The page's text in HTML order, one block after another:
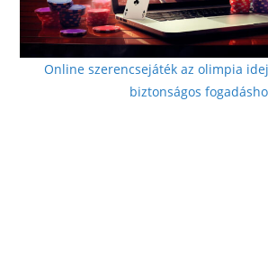
Online szerencsejáték az olimpia
biztonságos